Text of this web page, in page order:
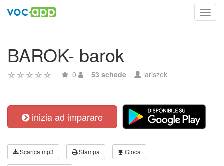
BAROK- barok
0 53 schede lariszek
inizia ad imparare
Scarica mp3 Stampa Gioca